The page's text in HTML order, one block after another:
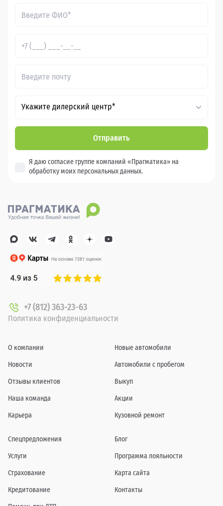
Укажите дилерский центр*
Отправить
Я даю согласие группе компаний «Прагматика» на
обработку моих персональных данных.
+7 (812) 363-23-63
Политика конфиденциальности
О компании
Новости
Отзывы клиентов
Наша команда
Карьера
Новые автомобили
Автомобили с пробегом
Выкуп
Акции
Кузовной ремонт
Спецпредложения
Услуги
Страхование
Кредитование
Блог
Программа лояльности
Карта сайта
Контакты